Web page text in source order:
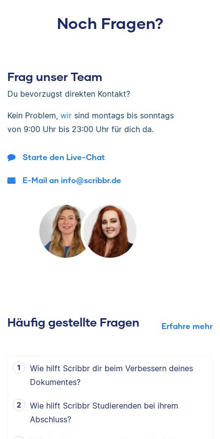
Noch Fragen?
Frag unser Team
Du bevorzugst direkten Kontakt?
Kein Problem, wir sind montags bis sonntags
von 9:00 Uhr bis 23:00 Uhr für dich da.
Starte den Live-Chat
E-Mail an info@scribbr.de
Häufig gestellte Fragen Erfahre mehr
Wie hilft Scribbr dir beim Verbessern deines
Dokumentes?
Wie hilft Scribbr Studierenden bei ihrem
Abschluss?